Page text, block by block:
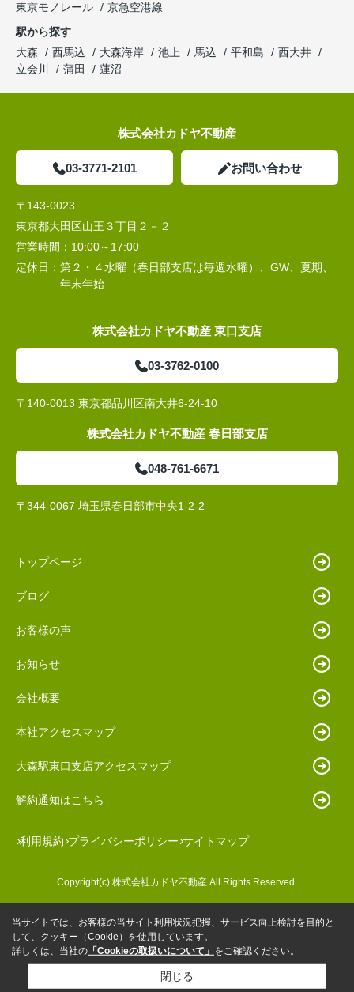
東京モノレール
京急空港線
駅から探す
大森
西馬込 大森海岸 池上 馬込 平和島
西大井
立会川
蒲田 蓮沼
株式会社カドヤ不動産
03-3771-2101 お問い合わせ
〒143-0023
東京都大田区山王３丁目２－２
営業時間： 10:00～17:00
定休日： 第２・４水曜（春日部支店は毎週水曜）、GW、夏期、
年末年始
株式会社カドヤ不動産 東口支店
03-3762-0100
〒140-0013 東京都品川区南大井6-24-10
株式会社カドヤ不動産 春日部支店
048-761-6671
〒344-0067 埼玉県春日部市中央1-2-2
トップページ
ブログ
お客様の声
お知らせ
会社概要
本社アクセスマップ
大森駅東口支店アクセスマップ
解約通知はこちら
利用規約 プライバシーポリシー サイトマップ
Copyright(c) 株式会社カドヤ不動産 All Rights Reserved.
当サイトでは、お客様の当サイト利用状況把握、サービス向上検討を目的と
して、クッキー（Cookie）を使用しています。
詳しくは、当社の 「Cookieの取扱いについて」 をご確認ください。
閉じる